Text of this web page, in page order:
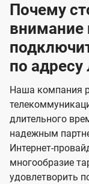
Почему
внимание
по адресу
Наша компания
длительного
надежным
Интернет-
многообразие
удовлетворить